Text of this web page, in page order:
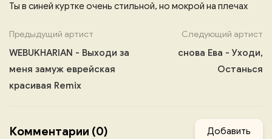
Ты в синей куртке очень стильной, но мокрой на плечах
Предыдущий артист
WEBUKHARIAN - Выходи за
меня замуж еврейская
красивая Remix
Следующий артист
снова Ева - Уходи,
Останься
Комментарии (0) Добавить